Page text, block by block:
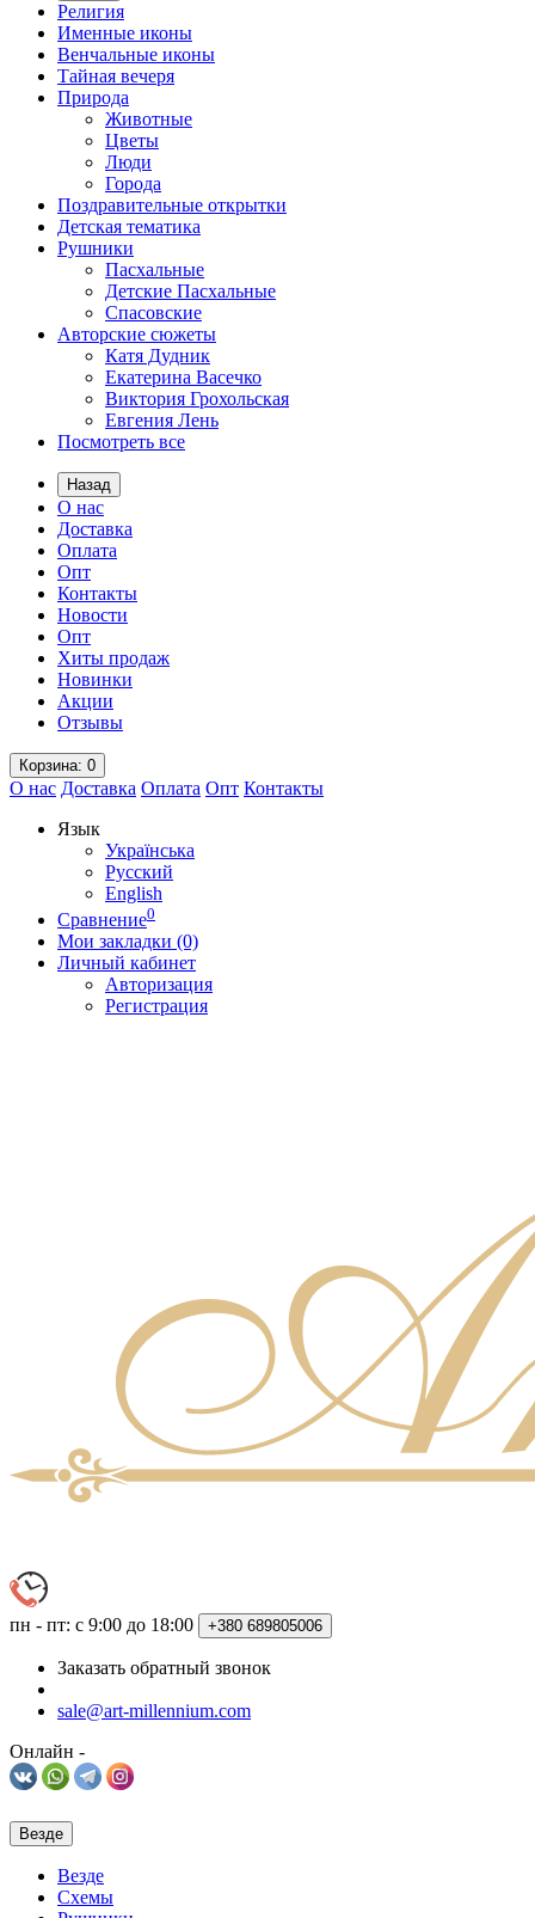
Религия
Именные иконы
Венчальные иконы
Тайная вечеря
Природа
Животные
Цветы
Люди
Города
Поздравительные открытки
Детская тематика
Рушники
Пасхальные
Детские Пасхальные
Спасовские
Авторские сюжеты
Катя Дудник
Екатерина Васечко
Виктория Грохольская
Евгения Лень
Посмотреть все
Назад
О нас
Доставка
Оплата
Опт
Контакты
Новости
Опт
Хиты продаж
Новинки
Акции
Отзывы
Корзина: 0
О нас Доставка Оплата Опт Контакты
Язык
Українська
Русский
English
Сравнение0
Мои закладки (0)
Личный кабинет
Авторизация
Регистрация
пн - пт: с 9:00 до 18:00 +380 689805006
Заказать обратный звонок
sale@art-millennium.com
Онлайн -
Везде
Везде
Схемы